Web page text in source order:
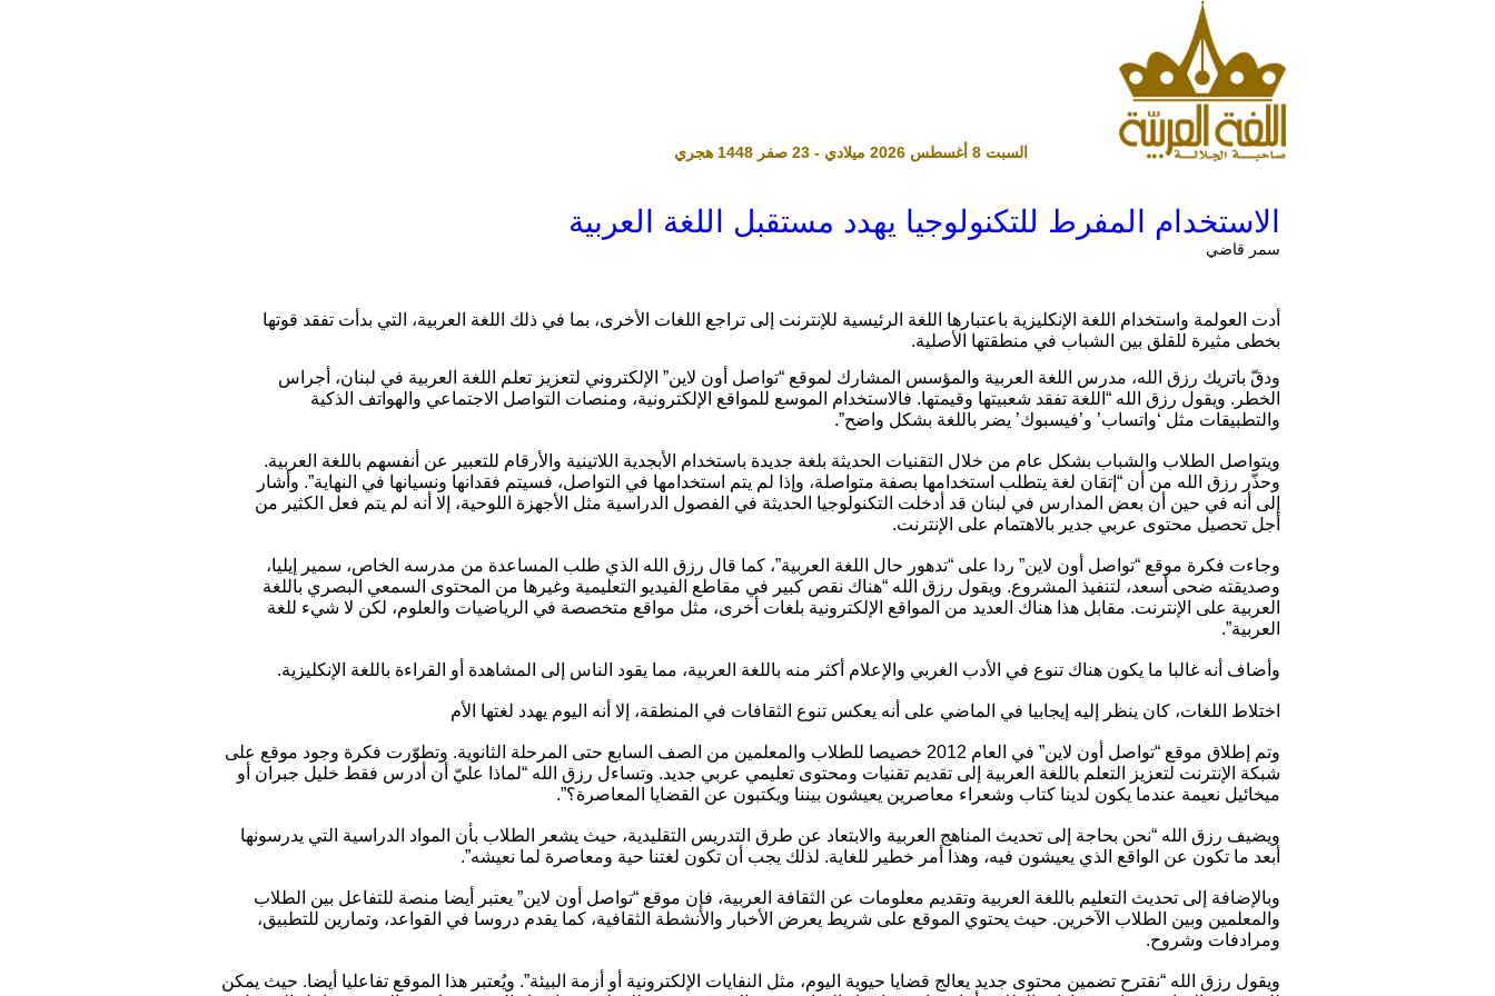
الاستخدام المفرط للتكنولوجيا يهدد مستقبل اللغة العربية
سمر قاضي
أدت العولمة واستخدام اللغة الإنكليزية باعتبارها اللغة الرئيسية للإنترنت إلى تراجع اللغات الأخرى، بما في ذلك اللغة العربية، التي بدأت تفقد قوتها
بخطى مثيرة للقلق بين الشباب في منطقتها الأصلية.
ودقّ باتريك رزق الله، مدرس اللغة العربية والمؤسس المشارك لموقع “تواصل أون لاين” الإلكتروني لتعزيز تعلم اللغة العربية في لبنان، أجراس
الخطر. ويقول رزق الله “اللغة تفقد شعبيتها وقيمتها. فالاستخدام الموسع للمواقع الإلكترونية، ومنصات التواصل الاجتماعي والهواتف الذكية
والتطبيقات مثل ‘واتساب’ و’فيسبوك’ يضر باللغة بشكل واضح”.
ويتواصل الطلاب والشباب بشكل عام من خلال التقنيات الحديثة بلغة جديدة باستخدام الأبجدية اللاتينية والأرقام للتعبير عن أنفسهم باللغة العربية.
وحذّر رزق الله من أن “إتقان لغة يتطلب استخدامها بصفة متواصلة، وإذا لم يتم استخدامها في التواصل، فسيتم فقدانها ونسيانها في النهاية”. وأشار
إلى أنه في حين أن بعض المدارس في لبنان قد أدخلت التكنولوجيا الحديثة في الفصول الدراسية مثل الأجهزة اللوحية، إلا أنه لم يتم فعل الكثير من
أجل تحصيل محتوى عربي جدير بالاهتمام على الإنترنت.
وجاءت فكرة موقع “تواصل أون لاين” ردا على “تدهور حال اللغة العربية”، كما قال رزق الله الذي طلب المساعدة من مدرسه الخاص، سمير إيليا،
وصديقته ضحى أسعد، لتنفيذ المشروع. ويقول رزق الله “هناك نقص كبير في مقاطع الفيديو التعليمية وغيرها من المحتوى السمعي البصري باللغة
العربية على الإنترنت. مقابل هذا هناك العديد من المواقع الإلكترونية بلغات أخرى، مثل مواقع متخصصة في الرياضيات والعلوم، لكن لا شيء للغة
العربية”.
وأضاف أنه غالبا ما يكون هناك تنوع في الأدب الغربي والإعلام أكثر منه باللغة العربية، مما يقود الناس إلى المشاهدة أو القراءة باللغة الإنكليزية.
اختلاط اللغات، كان ينظر إليه إيجابيا في الماضي على أنه يعكس تنوع الثقافات في المنطقة، إلا أنه اليوم يهدد لغتها الأم
وتم إطلاق موقع “تواصل أون لاين” في العام 2012 خصيصا للطلاب والمعلمين من الصف السابع حتى المرحلة الثانوية. وتطوّرت فكرة وجود موقع على
شبكة الإنترنت لتعزيز التعلم باللغة العربية إلى تقديم تقنيات ومحتوى تعليمي عربي جديد. وتساءل رزق الله “لماذا عليّ أن أدرس فقط خليل جبران أو
ميخائيل نعيمة عندما يكون لدينا كتاب وشعراء معاصرين يعيشون بيننا ويكتبون عن القضايا المعاصرة؟”.
ويضيف رزق الله “نحن بحاجة إلى تحديث المناهج العربية والابتعاد عن طرق التدريس التقليدية، حيث يشعر الطلاب بأن المواد الدراسية التي يدرسونها
أبعد ما تكون عن الواقع الذي يعيشون فيه، وهذا أمر خطير للغاية. لذلك يجب أن تكون لغتنا حية ومعاصرة لما نعيشه”.
وبالإضافة إلى تحديث التعليم باللغة العربية وتقديم معلومات عن الثقافة العربية، فإن موقع “تواصل أون لاين” يعتبر أيضا منصة للتفاعل بين الطلاب
والمعلمين وبين الطلاب الآخرين. حيث يحتوي الموقع على شريط يعرض الأخبار والأنشطة الثقافية، كما يقدم دروسا في القواعد، وتمارين للتطبيق،
ومرادفات وشروح.
ويقول رزق الله “نقترح تضمين محتوى جديد يعالج قضايا حيوية اليوم، مثل النفايات الإلكترونية أو أزمة البيئة”. ويُعتبر هذا الموقع تفاعليا أيضا. حيث يمكن